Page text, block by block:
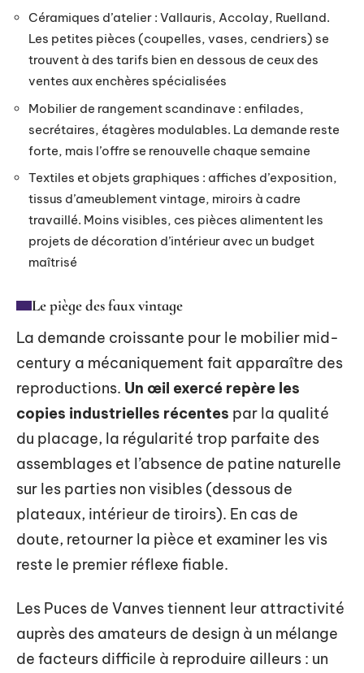
Céramiques d’atelier : Vallauris, Accolay, Ruelland.
Les petites pièces (coupelles, vases, cendriers) se
trouvent à des tarifs bien en dessous de ceux des
ventes aux enchères spécialisées
Mobilier de rangement scandinave : enfilades,
secrétaires, étagères modulables. La demande reste
forte, mais l’offre se renouvelle chaque semaine
Textiles et objets graphiques : affiches d’exposition,
tissus d’ameublement vintage, miroirs à cadre
travaillé. Moins visibles, ces pièces alimentent les
projets de décoration d’intérieur avec un budget
maîtrisé
Le piège des faux vintage
La demande croissante pour le mobilier mid-
century a mécaniquement fait apparaître des
reproductions. Un œil exercé repère les
copies industrielles récentes par la qualité
du placage, la régularité trop parfaite des
assemblages et l’absence de patine naturelle
sur les parties non visibles (dessous de
plateaux, intérieur de tiroirs). En cas de
doute, retourner la pièce et examiner les vis
reste le premier réflexe fiable.
Les Puces de Vanves tiennent leur attractivité
auprès des amateurs de design à un mélange
de facteurs difficile à reproduire ailleurs : un